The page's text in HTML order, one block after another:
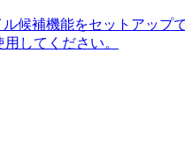
候補機能をセットアッ
してください。